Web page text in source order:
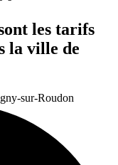
les tarifs
la ville de
sur-Roudon